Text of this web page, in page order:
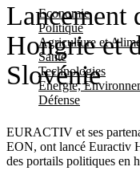
Economie
Politique
Agriculture et
Santé
Technologies
Energie,
Défense
Hongrie et
Slovénie
EURACTIV et ses
EON, ont lancé Euractiv
des portails politiques en